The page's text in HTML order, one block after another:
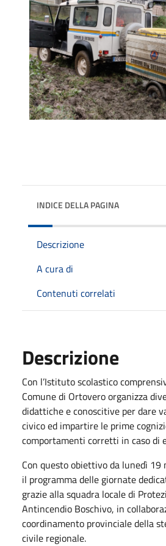
INDICE DELLA PAGINA
Descrizione
A cura di
Contenuti correlati
Descrizione
Con l’Istituto scolastico
Comune di Ortovero organizza
didattiche e conoscitive per dare
civico ed impartire le prime
comportamenti corretti in caso di
Con questo obiettivo da lunedì 19
il programma delle giornate
grazie alla squadra locale di
Antincendio Boschivo, in
coordinamento provinciale della
civile regionale.